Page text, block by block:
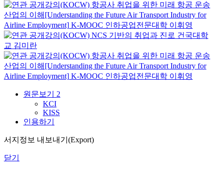
항공사 취업을 위한 미래 항공 운송
산업의 이해[Understanding the Future Air Transport Industry for
Airline Employment] K-MOOC 인하공업전문대학 이휘영
NCS 기반의 취업과 진로 건국대학
교 김미란
항공사 취업을 위한 미래 항공 운송
산업의 이해[Understanding the Future Air Transport Industry for
Airline Employment] K-MOOC 인하공업전문대학 이휘영
원문보기 2
KCI
KISS
인용하기
서지정보 내보내기(Export)
닫기